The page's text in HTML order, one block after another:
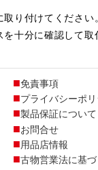
り付けてください
十分に確認して取
免責事項
プライバシーポ
製品保証について
お問合せ
用品店情報
古物営業法に基